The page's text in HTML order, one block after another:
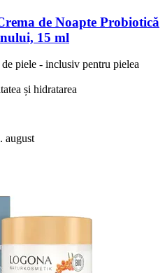
de Noapte Probiotică
15 ml
piele - inclusiv pentru pielea
și hidratarea
august